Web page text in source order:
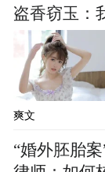
盗香窃玉：
爽文
“婚外胚胎